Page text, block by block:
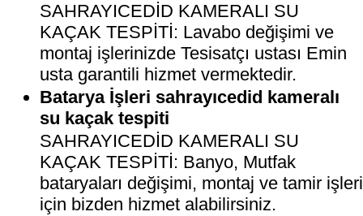
SAHRAYICEDİD KAMERALI SU
KAÇAK TESPİTİ: Lavabo değişimi ve
montaj işlerinizde Tesisatçı ustası Emin
usta garantili hizmet vermektedir.
Batarya İşleri sahrayıcedid kameralı
su kaçak tespiti
SAHRAYICEDİD KAMERALI SU
KAÇAK TESPİTİ: Banyo, Mutfak
bataryaları değişimi, montaj ve tamir işleri
için bizden hizmet alabilirsiniz.